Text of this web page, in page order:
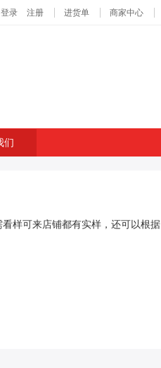
们
样可来店铺都有实样，还可以根据